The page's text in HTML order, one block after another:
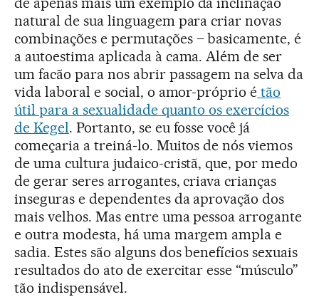
natural de sua linguagem para criar novas
combinações e permutações – basicamente, é
a autoestima aplicada à cama. Além de ser
um facão para nos abrir passagem na selva da
vida laboral e social, o amor-próprio é tão
útil para a sexualidade quanto os exercícios
de Kegel. Portanto, se eu fosse você já
começaria a treiná-lo. Muitos de nós viemos
de uma cultura judaico-cristã, que, por medo
de gerar seres arrogantes, criava crianças
inseguras e dependentes da aprovação dos
mais velhos. Mas entre uma pessoa arrogante
e outra modesta, há uma margem ampla e
sadia. Estes são alguns dos benefícios sexuais
resultados do ato de exercitar esse “músculo”
tão indispensável.